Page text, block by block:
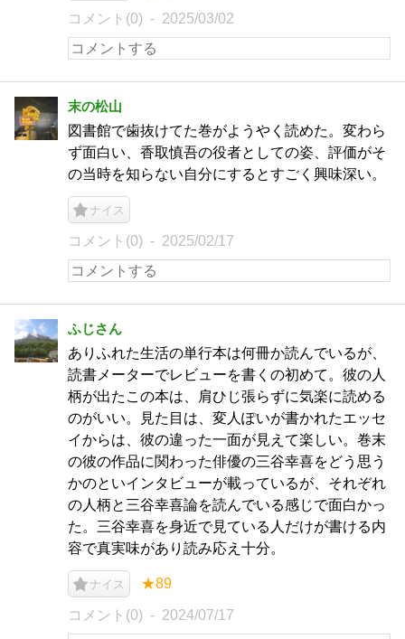
コメント(0) 2025/03/02
末の松山
図書館で歯抜けてた巻がようやく読めた。変わら
ず面白い、香取慎吾の役者としての姿、評価がそ
の当時を知らない自分にするとすごく興味深い。
ナイス
コメント(0) 2025/02/17
ふじさん
ありふれた生活の単行本は何冊か読んでいるが、
読書メーターでレビューを書くの初めて。彼の人
柄が出たこの本は、肩ひじ張らずに気楽に読める
のがいい。見た目は、変人ぽいが書かれたエッセ
イからは、彼の違った一面が見えて楽しい。巻末
の彼の作品に関わった俳優の三谷幸喜をどう思う
かのといインタビューが載っているが、それぞれ
の人柄と三谷幸喜論を読んでいる感じで面白かっ
た。三谷幸喜を身近で見ている人だけが書ける内
容で真実味があり読み応え十分。
ナイス ★89
コメント(0) 2024/07/17